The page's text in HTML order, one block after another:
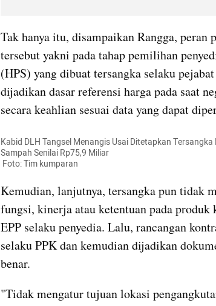
Tak hanya itu, disampaikan Rangga, peran
tersebut yakni pada tahap pemilihan
(HPS) yang dibuat tersangka selaku
dijadikan dasar referensi harga pada saat
secara keahlian sesuai data yang dapat
Kabid DLH Tangsel Menangis Usai Ditetapkan
Sampah Senilai Rp75,9 Miliar
Foto: Tim kumparan
Kemudian, lanjutnya, tersangka pun tidak
fungsi, kinerja atau ketentuan pada
EPP selaku penyedia. Lalu, rancangan
selaku PPK dan kemudian dijadikan
benar.
"Tidak mengatur tujuan lokasi